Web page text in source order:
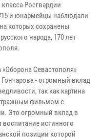
Росгвардии
и юнармейцы наблюдали
которых сохранены
народа, 170 лет
Севастополя»
- огромный вклад
так как картина
фильмом с
Это огромный вклад в
истинного
позиции которой